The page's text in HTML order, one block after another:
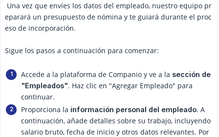
Una vez que envíes los datos del empleado, nuestro equipo pr
eparará un presupuesto de nómina y te guiará durante el proc
eso de incorporación.
Sigue los pasos a continuación para comenzar:
Accede a la plataforma de Companio y ve a la sección de
"Empleados". Haz clic en "Agregar Empleado" para
continuar.
Proporciona la información personal del empleado. A
continuación, añade detalles sobre su trabajo, incluyendo
salario bruto, fecha de inicio y otros datos relevantes. Por